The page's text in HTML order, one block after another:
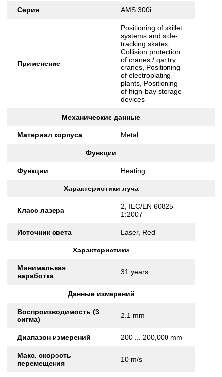
Серия AMS 300i
Применение
Positioning of skillet
systems and side-
tracking skates,
Collision protection
of cranes / gantry
cranes, Positioning
of electroplating
plants, Positioning
of high-bay storage
devices
Механические данные
Материал корпуса Metal
Функции
Функции Heating
Характеристики луча
Класс лазера
2, IEC/EN 60825-
1:2007
Источник света Laser, Red
Характеристики
Минимальная
наработка
31 years
Данные измерений
Воспроизводимость (3
сигма)
2.1 mm
Диапазон измерений 200 ... 200,000 mm
Макс. скорость
перемещения
10 m/s